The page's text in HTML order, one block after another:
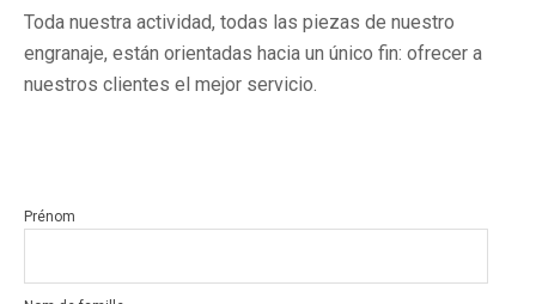
Toda nuestra actividad, todas las piezas de nuestro
engranaje, están orientadas hacia un único fin: ofrecer a
nuestros clientes el mejor servicio.
Prénom